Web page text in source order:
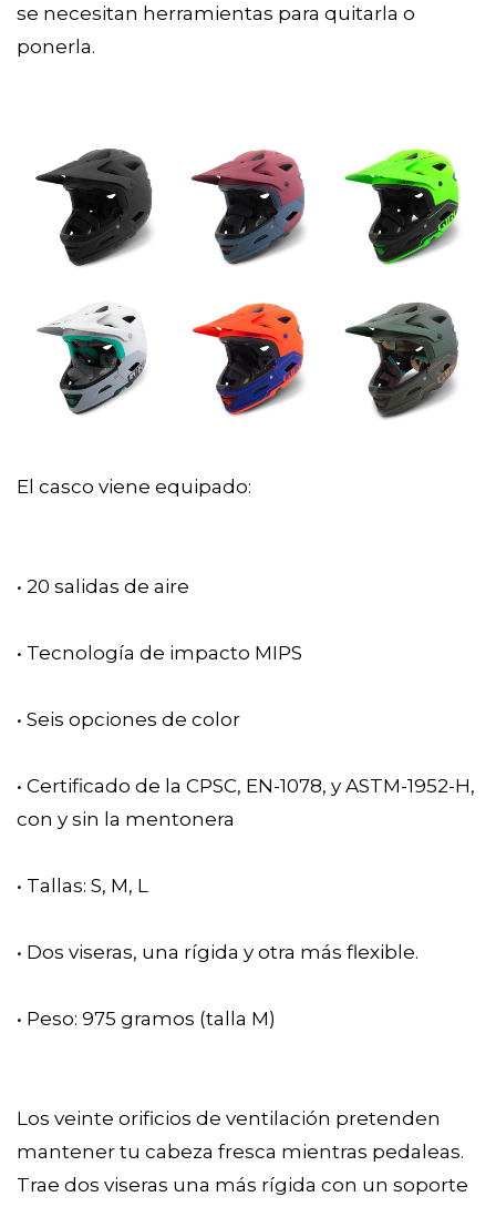
se necesitan herramientas para quitarla o
ponerla.
El casco viene equipado:
• 20 salidas de aire
• Tecnología de impacto MIPS
• Seis opciones de color
• Certificado de la CPSC, EN-1078, y ASTM-1952-H,
con y sin la mentonera
• Tallas: S, M, L
• Dos viseras, una rígida y otra más flexible.
• Peso: 975 gramos (talla M)
Los veinte orificios de ventilación pretenden
mantener tu cabeza fresca mientras pedaleas.
Trae dos viseras una más rígida con un soporte